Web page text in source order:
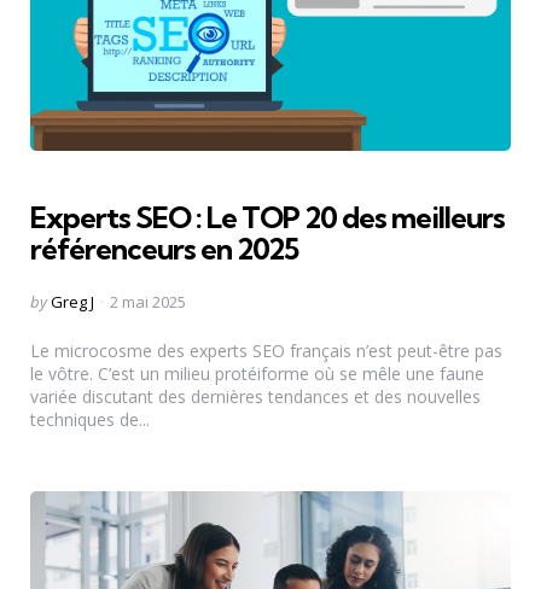
Experts SEO : Le TOP 20 des meilleurs
référenceurs en 2025
Posted
byGreg J 2 mai 2025
Le microcosme des experts SEO français n’est peut-être pas
le vôtre. C’est un milieu protéiforme où se mêle une faune
variée discutant des dernières tendances et des nouvelles
techniques de...